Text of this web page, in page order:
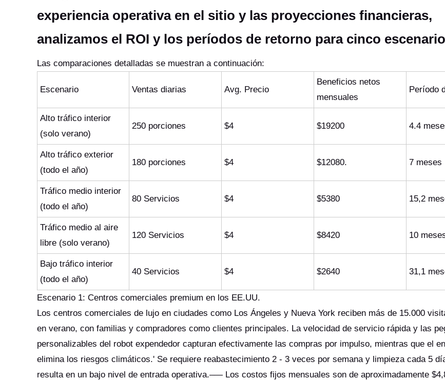
experiencia operativa en el sitio y las proyecciones financieras,
analizamos el ROI y los períodos de retorno para cinco
Las comparaciones detalladas se muestran a continuación:
Escenario Ventas diarias Avg. Precio
Beneficios netos
mensuales
Período
Alto tráfico interior
(solo verano)
250 porciones $4 $19200 4.4
Alto tráfico exterior
(todo el año)
180 porciones $4 $12080. 7 meses
Tráfico medio interior
(todo el año)
80 Servicios $4 $5380 15,2
Tráfico medio al aire
libre (solo verano)
120 Servicios $4 $8420 10
Bajo tráfico interior
(todo el año)
40 Servicios $4 $2640 31,1
Escenario 1: Centros comerciales premium en los EE.UU.
Los centros comerciales de lujo en ciudades como Los Ángeles y Nueva York reciben más de 15.000
en verano, con familias y compradores como clientes principales. La velocidad de servicio rápida y las
personalizables del robot expendedor capturan efectivamente las compras por impulso, mientras que el
elimina los riesgos climáticos.' Se requiere reabastecimiento 2 - 3 veces por semana y limpieza cada 5
resulta en un bajo nivel de entrada operativa.–— Los costos fijos mensuales son de aproximadamente